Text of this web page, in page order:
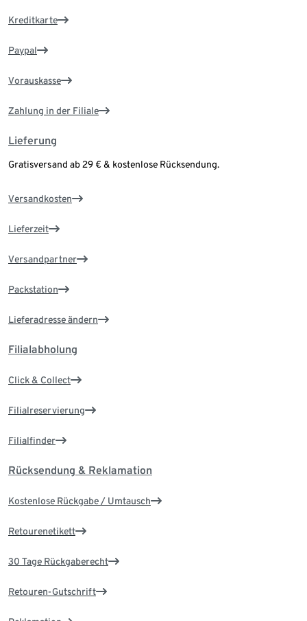
Kreditkarte
Paypal
Vorauskasse
Zahlung in der Filiale
Lieferung
Gratisversand ab 29 € & kostenlose Rücksendung.
Versandkosten
Lieferzeit
Versandpartner
Packstation
Lieferadresse ändern
Filialabholung
Click & Collect
Filialreservierung
Filialfinder
Rücksendung & Reklamation
Kostenlose Rückgabe / Umtausch
Retourenetikett
30 Tage Rückgaberecht
Retouren-Gutschrift